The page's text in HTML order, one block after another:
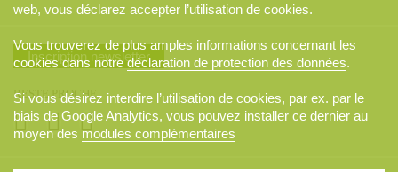
Inscription newsletter
RESTE PROCHE
web, vous déclarez accepter l’utilisation de cookies.
Vous trouverez de plus amples informations concernant les
cookies dans notredéclaration de protection des données.
Si vous désirez interdire l’utilisation de cookies, par ex. par le
biais de Google Analytics, vous pouvez installer ce dernier au
moyen des modules complémentaires